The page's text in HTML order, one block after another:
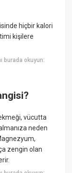
hiçbir kalori
kişilere
burada okuyun:
vücutta
neden
zengin olan